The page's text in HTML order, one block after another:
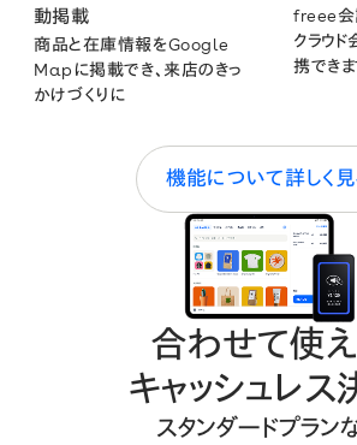
動掲載
商品と在庫情報をGoogle
Mapに掲載でき、来店のきっ
かけづくりに
freee会
クラウ
携できま
機能について詳しく見
合わせて使
キャッシュレス
スタンダードプラン